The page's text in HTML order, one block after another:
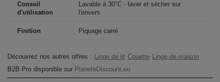
Conseil
d'utilisation
Lavable à 30°C - laver et sécher sur
l'envers
Finition Piquage carré
Découvrez nos autres offres : Linge de lit Couette Linge de maison
B2B Pro disponible sur PlaneteDiscount.eu